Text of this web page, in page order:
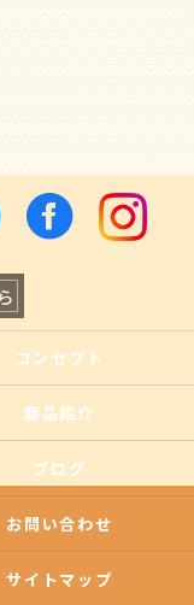
コンセプト
商品紹介
ブログ
お問い合わせ
サイトマップ